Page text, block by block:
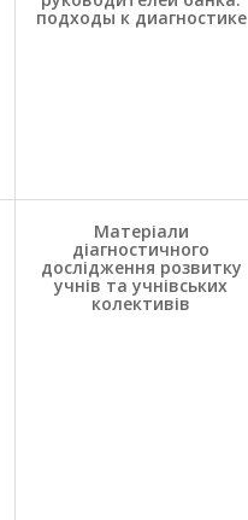
подходы к диагностике
Матеріали
діагностичного
дослідження розвитку
учнів та учнівських
колективів